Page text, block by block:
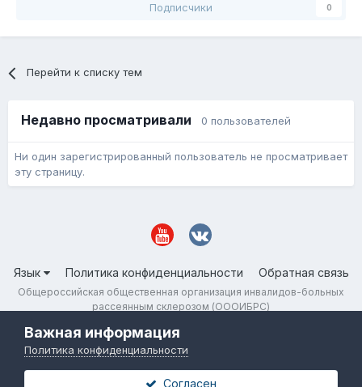
Подписчики 0
Перейти к списку тем
Недавно просматривали 0 пользователей
Ни один зарегистрированный пользователь не просматривает
эту страницу.
Язык Политика конфиденциальности Обратная связь
Общероссийская общественная организация инвалидов-больных
рассеянным склерозом (ОООИБРС)
Важная информация
Политика конфиденциальности
Согласен